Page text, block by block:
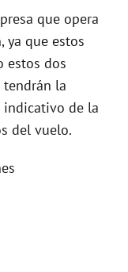
que opera
ya que estos
estos dos
tendrán la
indicativo de la
del vuelo.